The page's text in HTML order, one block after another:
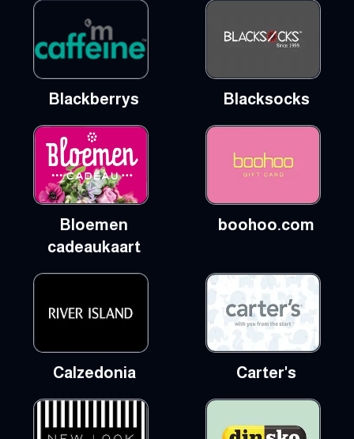
Blackberrys Blacksocks
Bloemen
cadeaukaart
boohoo.com
Calzedonia Carter's